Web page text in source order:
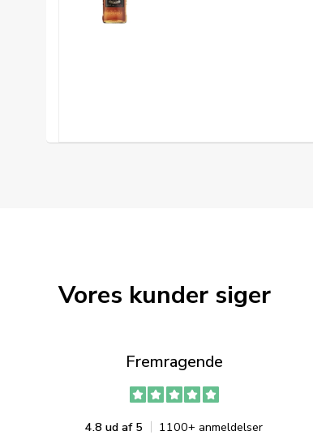
Vores kunder siger
Fremragende
4.8 ud af 5 1100+ anmeldelser